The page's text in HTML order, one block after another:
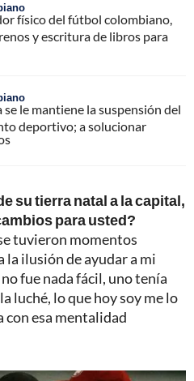
físico del fútbol colombiano,
y escritura de libros para
se le mantiene la suspensión del
deportivo; a solucionar
su tierra natal a la capital,
para usted?
tuvieron momentos
ilusión de ayudar a mi
fue nada fácil, uno tenía
luché, lo que hoy soy me lo
con esa mentalidad